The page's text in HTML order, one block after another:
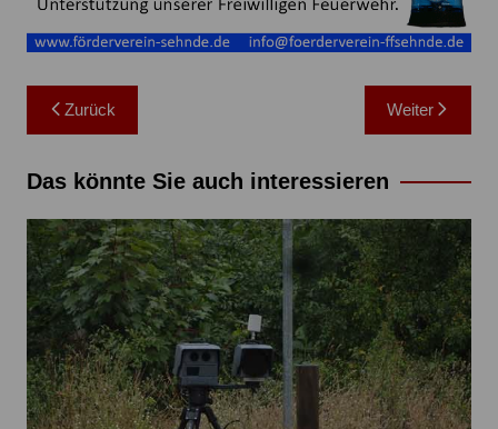
Beitragsnavigation
Zurück Weiter
Das könnte Sie auch interessieren